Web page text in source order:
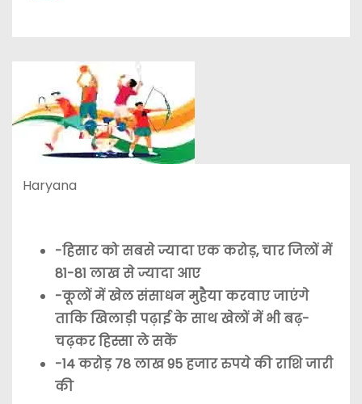
Haryana
-हिसार को सबसे ज्यादा एक करोड़, चार जिलों में
81-81 लाख से ज्यादा आए
-कूलों में खेल संसाधन मुहैया करवाए जाएंगे
ताकि खिलाड़ी पढ़ाई के साथ खेलों में भी बढ़-
चढ़कर हिस्सा ले सकें
-14 करोड़ 78 लाख 95 हजार रुपये की राशि जारी
की